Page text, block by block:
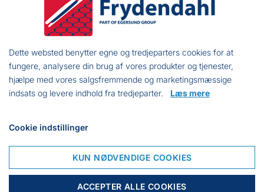
LÆNGDE ANTAL PRIS INKL MOMS
49 mm
3" 74 mm 7,50 dkk
3,75" 100 mm 7,00 dkk
Dette websted benytter egne og tredjeparters cookies for at
fungere, analysere din brug af vores produkter og tjenester,
hjælpe med vores salgsfremmende og marketingsmæssige
indsats og levere indhold fra tredjeparter. Læs mere
Cookie indstillinger
KUN NØDVENDIGE COOKIES
ACCEPTER ALLE COOKIES